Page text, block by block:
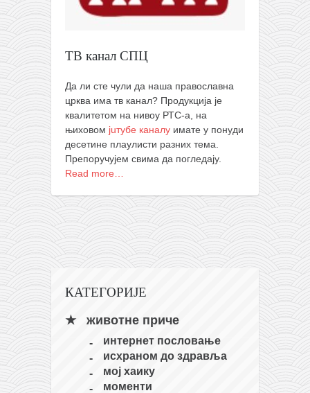
бубиши
карате
кихон
наиханчи
кушанку
пасаи
темашивари
кобудо
нунчаку
тонфа
тимбеи рочин
снимци наступа
галерија клуба
ТВ канал СПЦ
Да ли сте чули да наша православна
црква има тв канал? Продукција је
квалитетом на нивоу РТС-а, на
њиховом juтубе каналу имате у понуди
десетине плаyлисти разних тема.
Препоручујем свима да погледају.
Read more…
КАТЕГОРИЈЕ
животне приче
интернет пословање
исхраном до здравља
мој хаику
моменти